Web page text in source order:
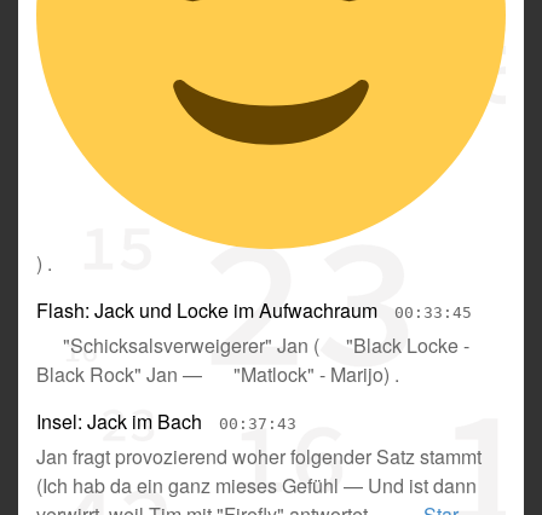
) .
Flash: Jack und Locke im Aufwachraum
00:33:45
"Schicksalsverweigerer" Jan (
"Black Locke -
Black Rock" Jan — "Matlock" - Marijo) .
Insel: Jack im Bach
00:37:43
Jan fragt provozierend woher folgender Satz stammt
(Ich hab da ein ganz mieses Gefühl — Und ist dann